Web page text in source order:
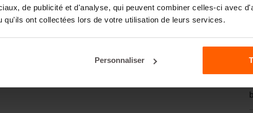
de publicité et d'analyse, qui peuvent combiner celles-ci avec
qu'ils ont collectées lors de votre utilisation de leurs services.
Personnaliser